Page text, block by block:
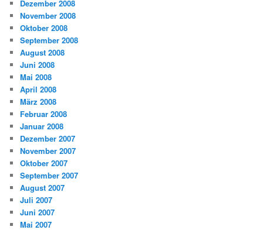
Dezember 2008
November 2008
Oktober 2008
September 2008
August 2008
Juni 2008
Mai 2008
April 2008
März 2008
Februar 2008
Januar 2008
Dezember 2007
November 2007
Oktober 2007
September 2007
August 2007
Juli 2007
Juni 2007
Mai 2007